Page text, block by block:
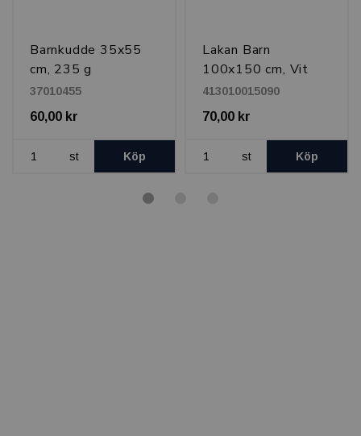
Barnkudde 35x55
cm, 235 g
37010455
60,00 kr
st Köp
Lakan Barn
100x150 cm, Vit
413010015090
70,00 kr
st Köp